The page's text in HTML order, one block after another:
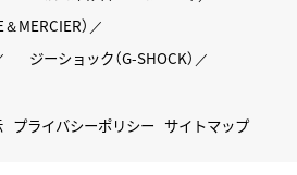
MERCIER）
ジーショック（G-SHOCK）
プライバシーポリシー サイトマップ